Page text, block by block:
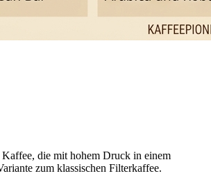
Kaffee, die mit hohem Druck in einem
zum klassischen Filterkaffee.